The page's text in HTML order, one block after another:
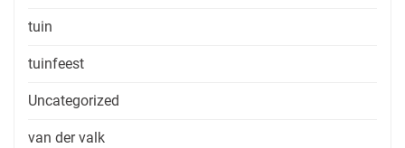
tuin
tuinfeest
Uncategorized
van der valk